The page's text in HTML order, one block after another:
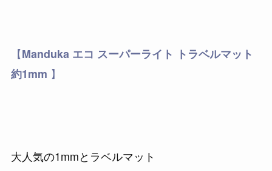
【Manduka エコ スーパーライト トラベルマット
約1mm 】
大人気の1mmとラベルマット